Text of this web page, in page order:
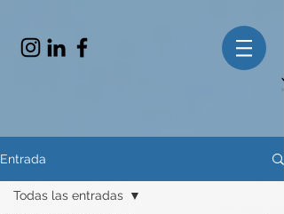
Entrada
Todas las entradas